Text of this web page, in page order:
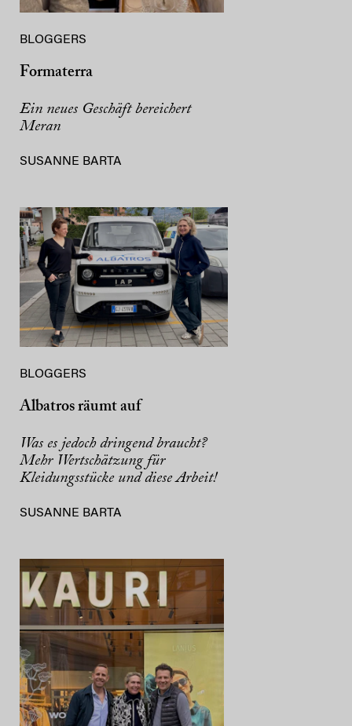
BLOGGERS
Formaterra
Ein neues Geschäft bereichert
Meran
SUSANNE BARTA
BLOGGERS
Albatros räumt auf
Was es jedoch dringend braucht?
Mehr Wertschätzung für
Kleidungsstücke und diese Arbeit!
SUSANNE BARTA